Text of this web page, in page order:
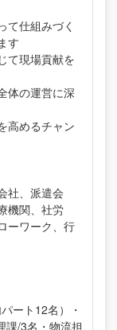
て仕組みづく
す
て現場貢献を
体の運営に深
高めるチャン
社、派遣会
機関、社労
ーワーク、行
ート12名）・
課/3名・物流担